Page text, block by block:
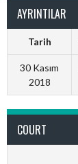
AYRINTILAR
Tarih
30 Kasım
2018
COURT